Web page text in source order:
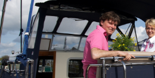
GPS
Oberlicht
Elektrische Ankerwinde
Äußerer Steuerstand
Wählen Sie